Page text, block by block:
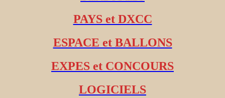
PAYS et DXCC
ESPACE et BALLONS
EXPES et CONCOURS
LOGICIELS